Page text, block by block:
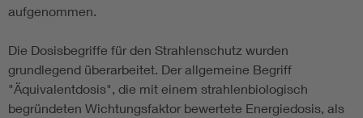
aufgenommen.
Die Dosisbegriffe für den Strahlenschutz wurden
grundlegend überarbeitet. Der allgemeine Begriff
"Äquivalentdosis", die mit einem strahlenbiologisch
begründeten Wichtungsfaktor bewertete Energiedosis, als